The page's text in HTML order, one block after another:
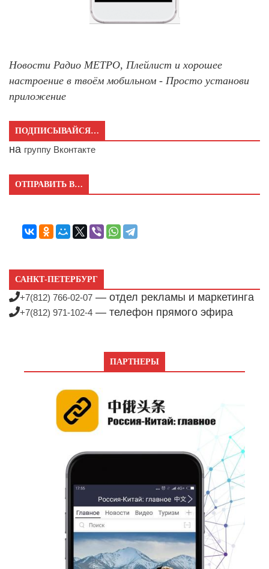
Новости Радио МЕТРО, Плейлист и хорошее
настроение в твоём мобильном - Просто установи
приложение
ПОДПИСЫВАЙСЯ…
на группу Вконтакте
ОТПРАВИТЬ В…
САНКТ-ПЕТЕРБУРГ
+7(812) 766-02-07 — отдел рекламы и маркетинга
+7(812) 971-102-4 — телефон прямого эфира
ПАРТНЕРЫ